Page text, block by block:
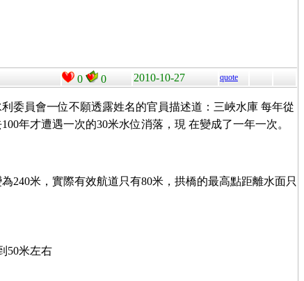
0 0 2010-10-27 quote
委員會一位不願透露姓名的官員描述道：三峽水庫 每年從
年才遭遇一次的30米水位消落，現 在變成了一年一次。
240米，實際有效航道只有80米，拱橋的最高點距離水面只
50米左右